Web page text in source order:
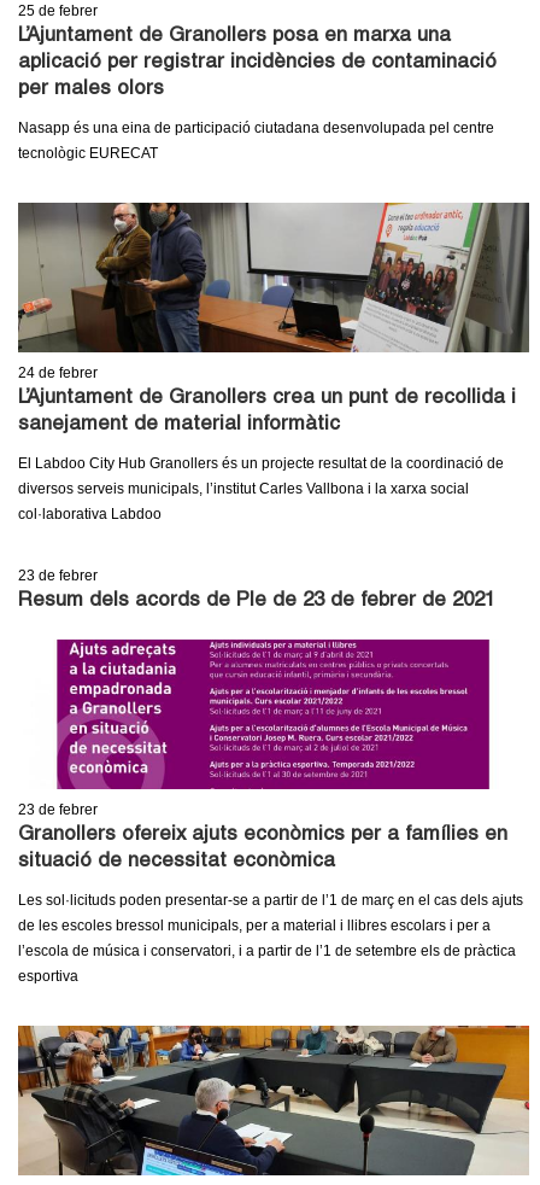
25 de febrer
L’Ajuntament de Granollers posa en marxa una
aplicació per registrar incidències de contaminació
per males olors
Nasapp és una eina de participació ciutadana desenvolupada pel centre
tecnològic EURECAT
24 de febrer
L’Ajuntament de Granollers crea un punt de recollida i
sanejament de material informàtic
El Labdoo City Hub Granollers és un projecte resultat de la coordinació de
diversos serveis municipals, l’institut Carles Vallbona i la xarxa social
col·laborativa Labdoo
23 de febrer
Resum dels acords de Ple de 23 de febrer de 2021
23 de febrer
Granollers ofereix ajuts econòmics per a famílies en
situació de necessitat econòmica
Les sol·licituds poden presentar-se a partir de l’1 de març en el cas dels ajuts
de les escoles bressol municipals, per a material i llibres escolars i per a
l’escola de música i conservatori, i a partir de l’1 de setembre els de pràctica
esportiva